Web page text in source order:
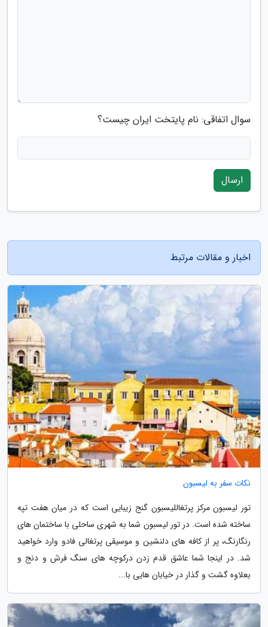
سوال اتفاقی: نام پایتخت ایران چیست؟
ارسال
اخبار و مقالات مرتبط
نکات سفر به لیسبون
تور لیسبون مرکز پرتغاللیسبون گنج زیبایی است که در میان هفت تپه
ساخته شده است. در تور لیسبون شما به شهری ساحلی با ساختمان های
رنگارنگ، پر از کافه های دلنشین و موسیقی پرتغالی فادو وارد خواهید
شد. در اینجا شما عاشق قدم زدن درکوچه های سنگ فرش و دنج و
بعلاوه گشت و گذار در خیابان هایی با...